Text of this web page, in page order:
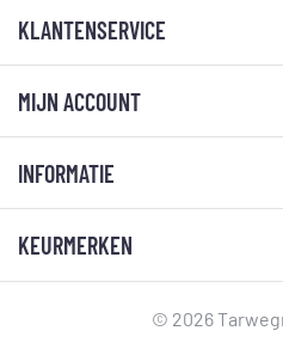
KLANTENSERVICE
MIJN ACCOUNT
INFORMATIE
KEURMERKEN
© 2026